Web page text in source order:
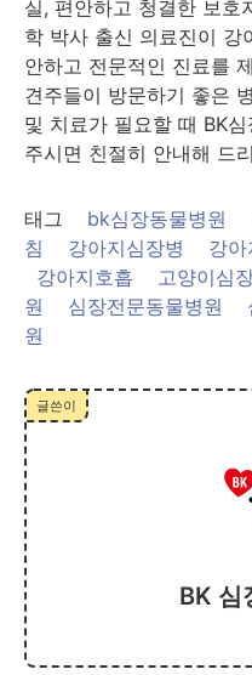
실, 편안하고 청결한 보호
학 박사 출신 의료진이 강
안하고 전문적인 진료를
견주들이 방문하기 좋은
및 치료가 필요할 때 BK
주시면 친절히 안내해 드
태그 bk심장동물병원
침
강아지심장병 강
강아지호흡
고양이심
원
심장전문동물병원
원
글쓴이
BK 심